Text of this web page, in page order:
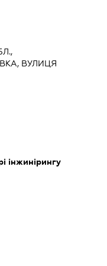
ВУЛИЦЯ
інжинірингу